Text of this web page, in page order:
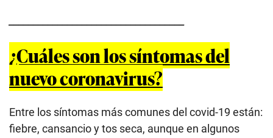
¿Cuáles son los síntomas del
nuevo coronavirus?
Entre los síntomas más comunes del covid-19 están:
fiebre, cansancio y tos seca, aunque en algunos